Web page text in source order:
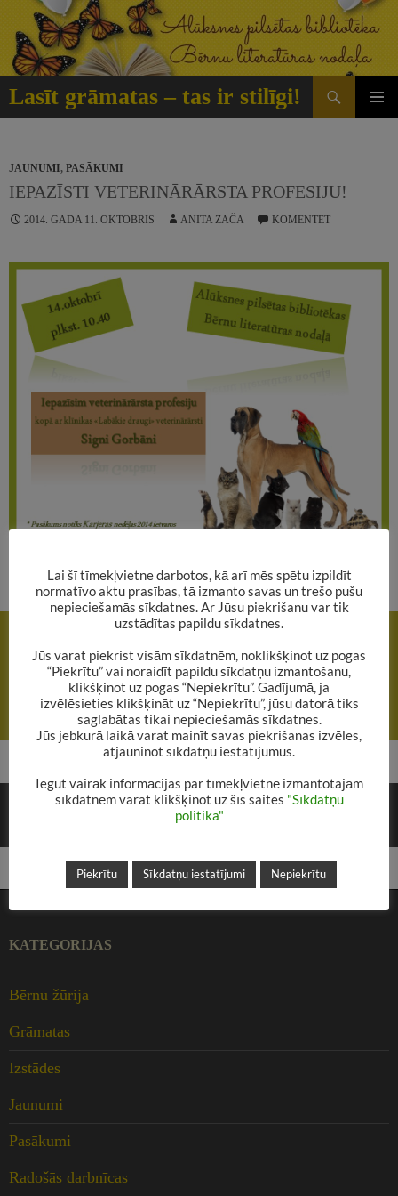
Doties
saturu
Lasīt grāmatas – tas ir stilīgi!
Meklēt
JAUNUMI, PASĀKUMI
IEPAZĪSTI VETERINĀRĀRSTA PROFESIJU!
2014. GADA 11. OKTOBRIS ANITA ZAČA KOMENTĒT
navigācija
Arī alūksnieši piedalījās karnevāla gājienā!
NĀKAMAIS RAKSTS
Aicinām uz Kristiāna Dambja zīmējumu izstādi!
ATBILDĒT
KATEGORIJAS
Bērnu žūrija
Grāmatas
Izstādes
Jaunumi
Pasākumi
Radošās darbnīcas
Lai šī tīmekļvietne darbotos, kā arī mēs spētu izpildīt
normatīvo aktu prasības, tā izmanto savas un trešo pušu
nepieciešamās sīkdatnes. Ar Jūsu piekrišanu var tik
uzstādītas papildu sīkdatnes.
Jūs varat piekrist visām sīkdatnēm, noklikšķinot uz pogas
“Piekrītu” vai noraidīt papildu sīkdatņu izmantošanu,
klikšķinot uz pogas “Nepiekrītu”. Gadījumā, ja
izvēlēsieties klikšķināt uz “Nepiekrītu”, jūsu datorā tiks
saglabātas tikai nepieciešamās sīkdatnes.
Jūs jebkurā laikā varat mainīt savas piekrišanas izvēles,
atjauninot sīkdatņu iestatījumus.
Iegūt vairāk informācijas par tīmekļvietnē izmantotajām
sīkdatnēm varat klikšķinot uz šīs saites "Sīkdatņu
politika"
Piekrītu Sīkdatņu iestatījumi Nepiekrītu